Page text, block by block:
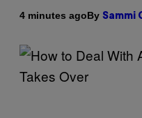
4 minutes agoBy Sammi